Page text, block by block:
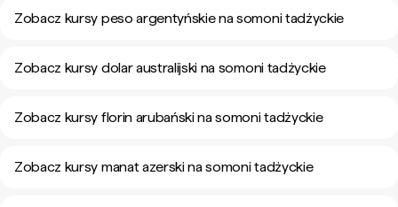
Zobacz kursy peso argentyńskie na somoni tadżyckie
Zobacz kursy dolar australijski na somoni tadżyckie
Zobacz kursy florin arubański na somoni tadżyckie
Zobacz kursy manat azerski na somoni tadżyckie